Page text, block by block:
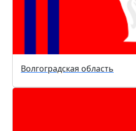
Волгоградская область